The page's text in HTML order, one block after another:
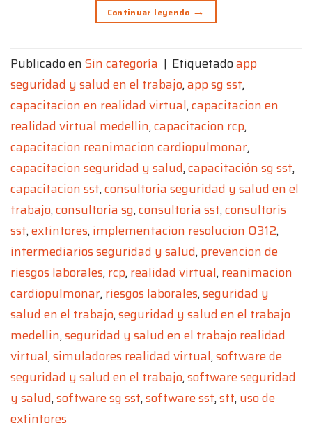
Continuar leyendo →
Publicado enSin categoría | Etiquetadoapp
seguridad y salud en el trabajo,app sg sst,
capacitacion en realidad virtual,capacitacion en
realidad virtual medellin,capacitacion rcp,
capacitacion reanimacion cardiopulmonar,
capacitacion seguridad y salud,capacitación sg sst,
capacitacion sst,consultoria seguridad y salud en el
trabajo,consultoria sg,consultoria sst,consultoris
sst,extintores,implementacion resolucion 0312,
intermediarios seguridad y salud,prevencion de
riesgos laborales,rcp,realidad virtual,reanimacion
cardiopulmonar,riesgos laborales,seguridad y
salud en el trabajo,seguridad y salud en el trabajo
medellin,seguridad y salud en el trabajo realidad
virtual,simuladores realidad virtual,software de
seguridad y salud en el trabajo,software seguridad
y salud,software sg sst,software sst,stt,uso de
extintores